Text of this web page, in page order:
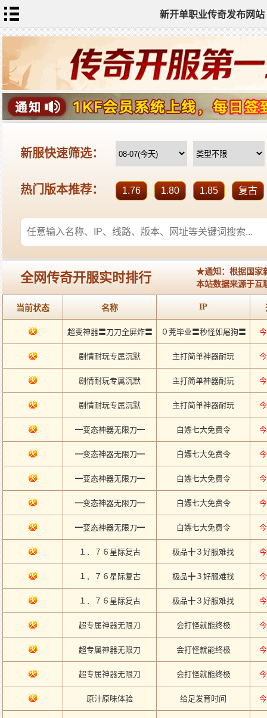
新开单职业传奇发布网站
网
站
首
页
单
职
业
传
奇
迷
失
传
奇
神
器
单
职
业
打
金
传
奇
sf
新
开
单
职
业
传
奇
全
站
标
签